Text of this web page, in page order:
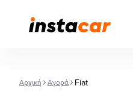
Αρχική Αγορά Fiat